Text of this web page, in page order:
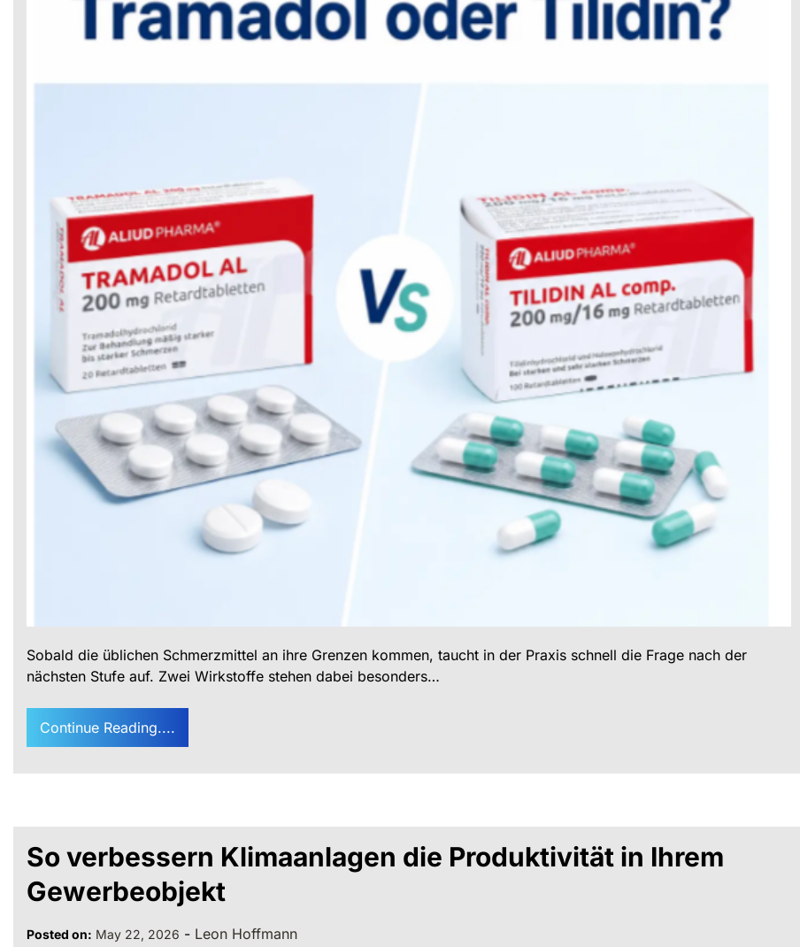
Sobald die üblichen Schmerzmittel an ihre Grenzen kommen, taucht in der Praxis schnell die Frage nach der
nächsten Stufe auf. Zwei Wirkstoffe stehen dabei besonders…
Continue Reading....
So verbessern Klimaanlagen die Produktivität in Ihrem
Gewerbeobjekt
Posted on: May 22, 2026 - Leon Hoffmann